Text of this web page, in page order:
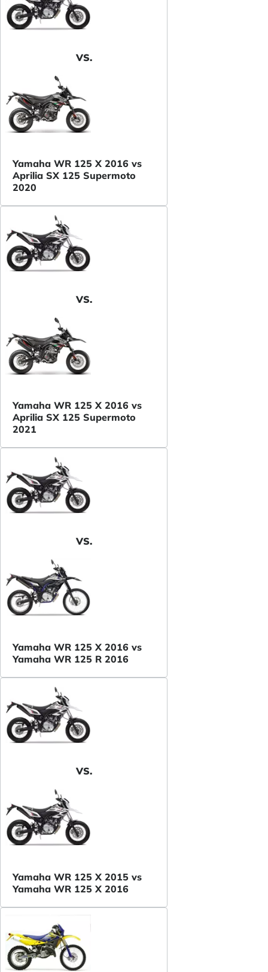
VS.
Yamaha WR 125 X 2016 vs
Aprilia SX 125 Supermoto
2020
VS.
Yamaha WR 125 X 2016 vs
Aprilia SX 125 Supermoto
2021
VS.
Yamaha WR 125 X 2016 vs
Yamaha WR 125 R 2016
VS.
Yamaha WR 125 X 2015 vs
Yamaha WR 125 X 2016